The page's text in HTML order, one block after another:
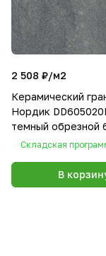
2 508 ₽/м2
Керамический
Нордик
темный обрезной
Складская
В